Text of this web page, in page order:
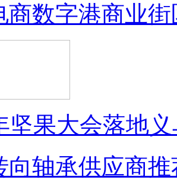
商数字港商业
坚果大会落地
向轴承供应商